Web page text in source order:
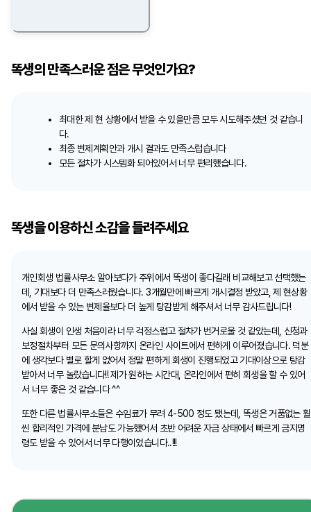
똑생의 만족스러운 점은 무엇인가요?
최대한 제 현 상황에서 받을 수 있을만큼 모두 시도해주셨던 것 같습니
다.
최종 변제계획안과 개시 결과도 만족스럽습니다
모든 절차가 시스템화 되어있어서 너무 편리했습니다.
똑생을 이용하신 소감을 들려주세요
개인회생 법률사무소 알아보다가 주위에서 똑생이 좋다길래 비교해보고 선택했는
데, 기대보다 더 만족스러웠습니다. 3개월만에 빠르게 개시결정 받았고, 제 현상황
에서 받을 수 있는 변제율보다 더 높게 탕감받게 해주셔서 너무 감사드립니다!
사실 회생이 인생 처음이라 너무 걱정스럽고 절차가 번거로울 것 같았는데, 신청과
보정절차부터 모든 문의사항까지 온라인 사이트에서 편하게 이루어졌습니다. 덕분
에 생각보다 별로 할게 없어서 정말 편하게 회생이 진행되었고 기대이상으로 탕감
받아서 너무 놀랐습니다!! 제가 원하는 시간대, 온라인에서 편히 회생을 할 수 있어
서 너무 좋은 것 같습니다 ^^
또한 다른 법률사무소들은 수임료가 무려 4-500 정도 됐는데, 똑생은 거품없는 훨
씬 합리적인 가격에 분납도 가능했어서 초반 어려운 자금 상태에서 빠르게 금지명
령도 받을 수 있어서 너무 다행이었습니다..!!!